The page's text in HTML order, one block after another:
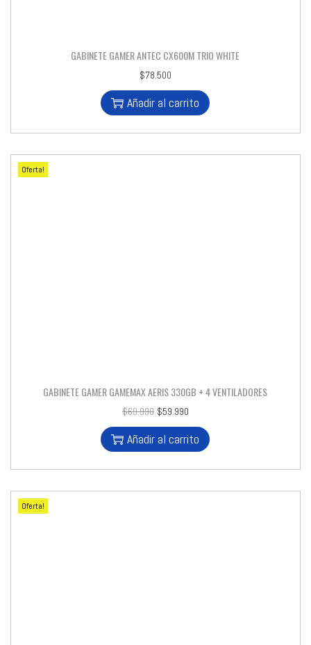
GABINETE GAMER ANTEC CX600M TRIO WHITE
$78.500
Añadir al carrito
Oferta!
GABINETE GAMER GAMEMAX AERIS 330GB + 4 VENTILADORES
$69.990 $59.990
Añadir al carrito
Oferta!